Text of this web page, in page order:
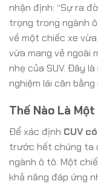
nhận định: “Sự ra
trọng trong ngành
về một chiếc xe
vừa mang vẻ ngoài
nhẹ của SUV. Đây
nghiệm lái cân
Thế Nào Là
Để xác định CUV
trước hết chúng ta
ngành ô tô. Một
khả năng đáp ứng